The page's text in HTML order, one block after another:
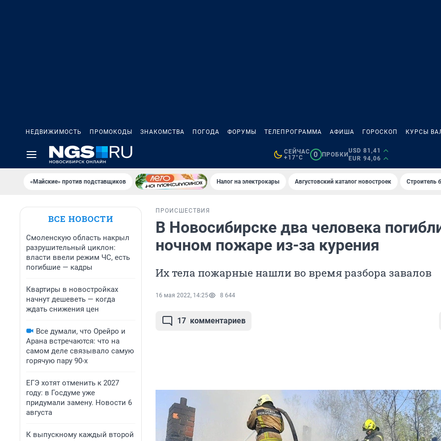
НЕДВИЖИМОСТЬ ПРОМОКОДЫ ЗНАКОМСТВА ПОГОДА ФОРУМЫ ТЕЛЕПРОГРАММА АФИША ГОРОСКОП КУРСЫ
СЕЙЧАС
+17°C
0 ПРОБКИ
USD 81,41
EUR 94,06
«Майские» против подставщиков Налог на электрокары Августовский каталог новостроек Строитель
ВСЕ НОВОСТИ
Смоленскую область накрыл
разрушительный циклон:
власти ввели режим ЧС, есть
погибшие — кадры
Квартиры в новостройках
начнут дешеветь — когда
ждать снижения цен
Все думали, что Орейро и
Арана встречаются: что на
самом деле связывало самую
горячую пару 90-х
ЕГЭ хотят отменить к 2027
году: в Госдуме уже
придумали замену. Новости 6
августа
К выпускному каждый второй
ПРОИСШЕСТВИЯ
В Новосибирске два человека
ночном пожаре из-за курения
Их тела пожарные нашли во время разбора завалов
16 мая 2022, 14:25 8 644
17 комментариев